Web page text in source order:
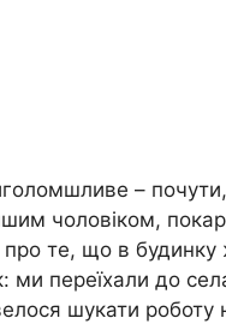
–
чоловіком,
те, що в будинку
ми переїхали до
шукати роботу